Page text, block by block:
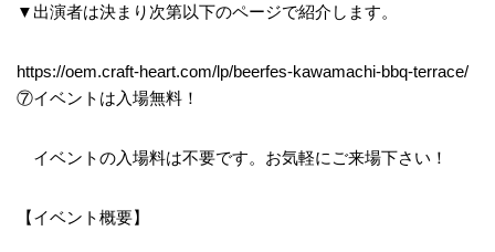
▼出演者は決まり次第以下のページで紹介します。
https://oem.craft-heart.com/lp/beerfes-kawamachi-bbq-terrace/
⑦イベントは入場無料！
イベントの入場料は不要です。お気軽にご来場下さい！
【イベント概要】